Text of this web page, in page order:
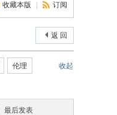
收藏本版 订阅
返 回
收起
伦理
最后发表